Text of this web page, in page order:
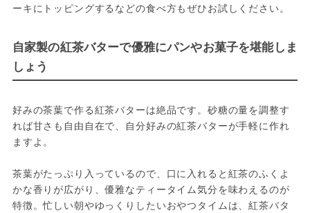
ーキにトッピングするなどの食べ方もぜひお試しください。
自家製の紅茶バターで優雅にパンやお菓子を堪能しま
しょう
好みの茶葉で作る紅茶バターは絶品です。砂糖の量を調整す
れば甘さも自由自在で、自分好みの紅茶バターが手軽に作れ
ますよ。
茶葉がたっぷり入っているので、口に入れると紅茶のふくよ
かな香りが広がり、優雅なティータイム気分を味わえるのが
特徴。忙しい朝やゆっくりしたいおやつタイムは、紅茶バタ